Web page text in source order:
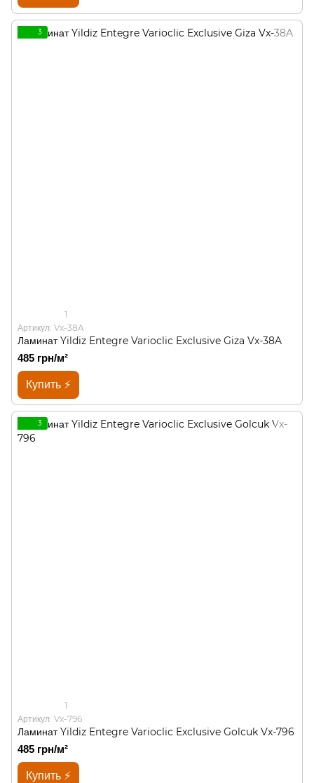
3
1
Артикул: Vx-38A
Ламинат Yildiz Entegre Varioclic Exclusive Giza Vx-38A
485 грн/м²
Купить ⚡
3
1
Артикул: Vx-796
Ламинат Yildiz Entegre Varioclic Exclusive Golcuk Vx-796
485 грн/м²
Купить ⚡